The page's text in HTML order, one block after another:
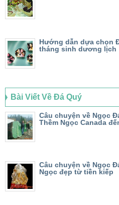
Hướng dẫn dựa chọn
tháng sinh dương lịch
Bài Viết Về Đá Quý
Câu chuyện về Ngọc
Thềm Ngọc Canada
Câu chuyện về Ngọc
Ngọc đẹp từ tiền kiếp